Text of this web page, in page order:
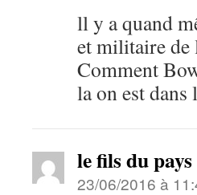
ll y a quand
et militaire de
Comment
la on est dans
le fils du pays
23/06/2016 à